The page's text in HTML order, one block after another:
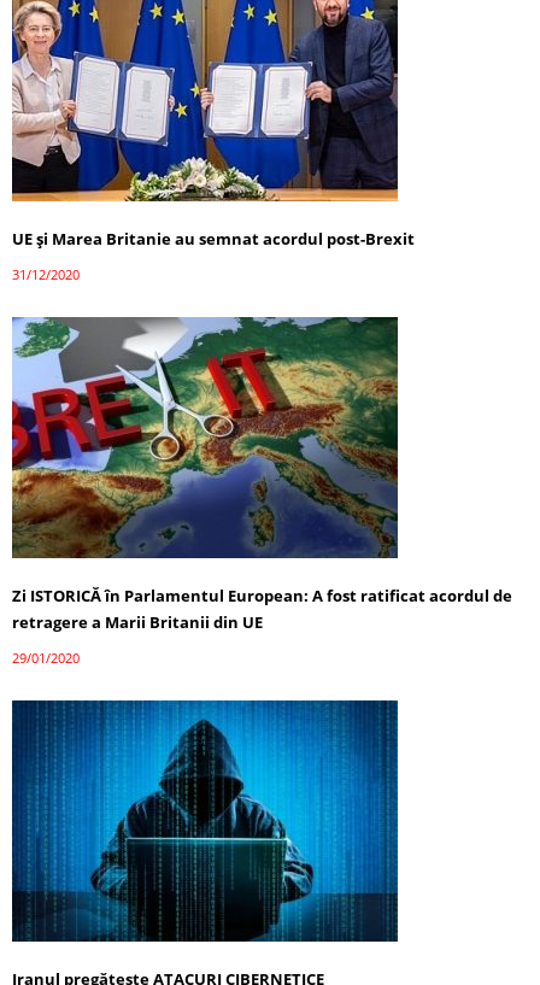
UE şi Marea Britanie au semnat acordul post-Brexit
31/12/2020
Zi ISTORICĂ în Parlamentul European: A fost ratificat acordul de
retragere a Marii Britanii din UE
29/01/2020
Iranul pregătește ATACURI CIBERNETICE